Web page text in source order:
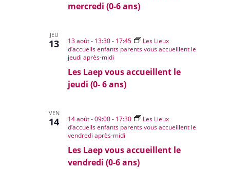
mercredi (0-6 ans)
JEU
13
Les Laep vous accueillent le
jeudi (0- 6 ans)
13 août - 13:30- 17:45
Les Lieux
d’accueils enfants parents vous accueillent le
jeudi après-midi
VEN
14
Les Laep vous accueillent le
vendredi (0-6 ans)
14 août - 09:00- 17:30
Les Lieux
d’accueils enfants parents vous accueillent le
vendredi après-midi